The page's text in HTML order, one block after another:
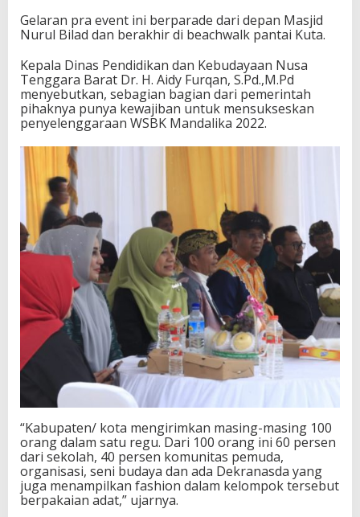
Gelaran pra event ini berparade dari depan Masjid
Nurul Bilad dan berakhir di beachwalk pantai Kuta.
Kepala Dinas Pendidikan dan Kebudayaan Nusa
Tenggara Barat Dr. H. Aidy Furqan, S.Pd.,M.Pd
menyebutkan, sebagian bagian dari pemerintah
pihaknya punya kewajiban untuk mensukseskan
penyelenggaraan WSBK Mandalika 2022.
“Kabupaten/ kota mengirimkan masing-masing 100
orang dalam satu regu. Dari 100 orang ini 60 persen
dari sekolah, 40 persen komunitas pemuda,
organisasi, seni budaya dan ada Dekranasda yang
juga menampilkan fashion dalam kelompok tersebut
berpakaian adat,” ujarnya.